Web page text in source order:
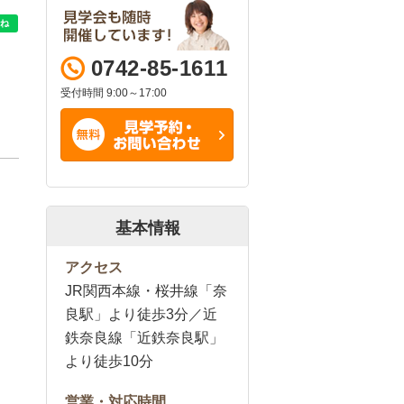
0742-85-1611
受付時間 9:00～17:00
基本情報
アクセス
JR関西本線・桜井線「奈
良駅」より徒歩3分／近
鉄奈良線「近鉄奈良駅」
より徒歩10分